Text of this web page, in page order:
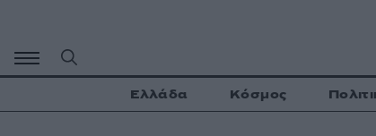
περιεχόμενο
Ελλάδα Κόσμος